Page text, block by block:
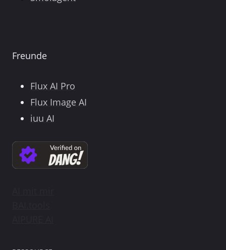
Freunde
Flux AI Pro
Flux Image AI
iuu AI